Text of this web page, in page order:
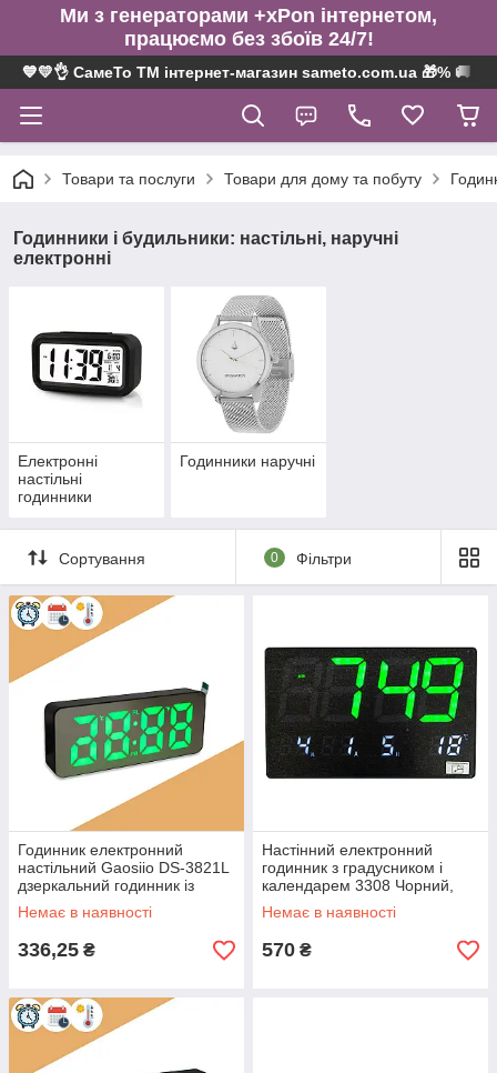
Ми з генераторами +xPon інтернетом,
працюємо без збоїв 24/7!
💙💛👌 СамеТо ТМ інтернет-магазин sameto.com.ua 🎁% 🚚 ⤵
Товари та послуги Товари для дому та побуту
Годинники і будильники: настільні, наручні
електронні
Електронні
настільні
годинники
Годинники наручні
Сортування 0 Фільтри
Годинник електронний
настільний Gaosiio DS-3821L
дзеркальний годинник із
термометром - електронний
будильник
Немає в наявності
336,25 ₴
Настінний електронний
годинник з градусником і
календарем 3308 Чорний,
електронний годинник на
кухню
Немає в наявності
570 ₴